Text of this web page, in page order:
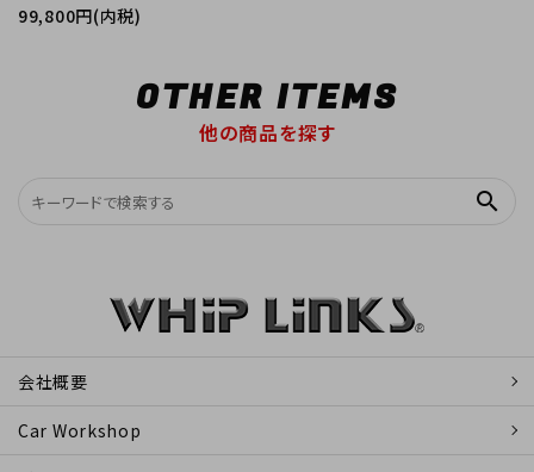
99,800円(内税)
OTHER ITEMS
他の商品を探す
search
会社概要
Car Workshop